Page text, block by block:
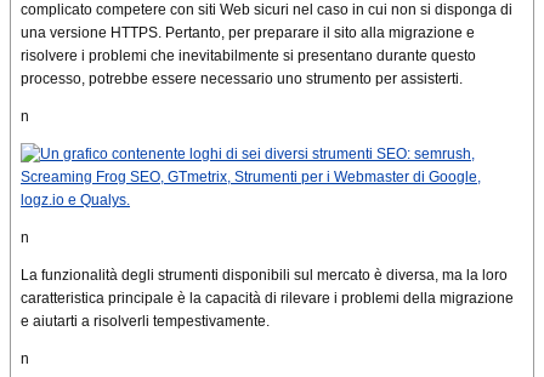
complicato competere con siti Web sicuri nel caso in cui non si disponga di
una versione HTTPS. Pertanto, per preparare il sito alla migrazione e
risolvere i problemi che inevitabilmente si presentano durante questo
processo, potrebbe essere necessario uno strumento per assisterti.
n
n
La funzionalità degli strumenti disponibili sul mercato è diversa, ma la loro
caratteristica principale è la capacità di rilevare i problemi della migrazione
e aiutarti a risolverli tempestivamente.
n